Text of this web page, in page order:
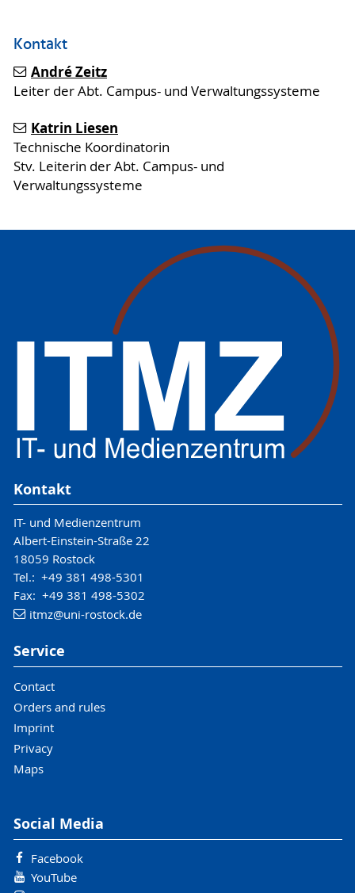
Kontakt
André Zeitz
Leiter der Abt. Campus- und Verwaltungssysteme
Katrin Liesen
Technische Koordinatorin
Stv. Leiterin der Abt. Campus- und
Verwaltungssysteme
Kontakt
IT- und Medienzentrum
Albert-Einstein-Straße 22
18059 Rostock
Tel.: +49 381 498-5301
Fax: +49 381 498-5302
itmz@uni-rostock.de
Service
Contact
Orders and rules
Imprint
Privacy
Maps
Social Media
Facebook
YouTube